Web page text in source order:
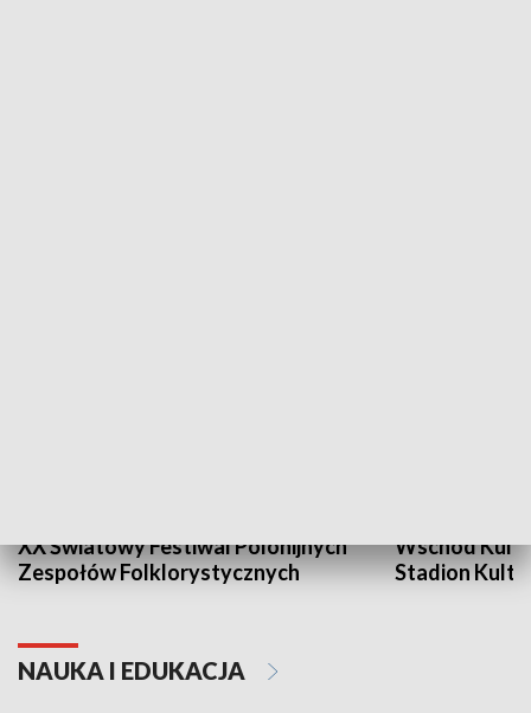
XX Światowy Festiwal Polonijnych
Zespołów Folklorystycznych
Wschód
Stadion
NAUKA I EDUKACJA